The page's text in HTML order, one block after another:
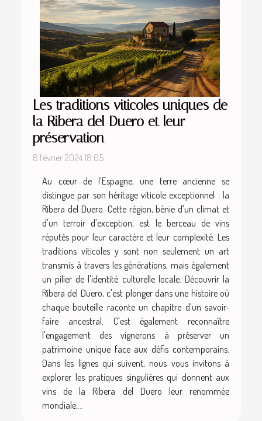
Les traditions viticoles uniques de
la Ribera del Duero et leur
préservation
8 février 2024 18:05
Au cœur de l'Espagne, une terre ancienne se
distingue par son héritage viticole exceptionnel : la
Ribera del Duero. Cette région, bénie d'un climat et
d'un terroir d'exception, est le berceau de vins
réputés pour leur caractère et leur complexité. Les
traditions viticoles y sont non seulement un art
transmis à travers les générations, mais également
un pilier de l'identité culturelle locale. Découvrir la
Ribera del Duero, c'est plonger dans une histoire où
chaque bouteille raconte un chapitre d'un savoir-
faire ancestral. C'est également reconnaître
l'engagement des vignerons à préserver un
patrimoine unique face aux défis contemporains.
Dans les lignes qui suivent, nous vous invitons à
explorer les pratiques singulières qui donnent aux
vins de la Ribera del Duero leur renommée
mondiale,...